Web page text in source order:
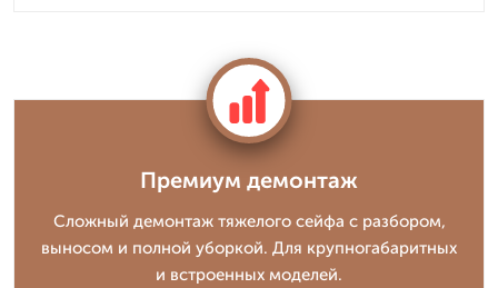
Премиум демонтаж
Сложный демонтаж тяжелого сейфа с разбором,
выносом и полной уборкой. Для крупногабаритных
и встроенных моделей.